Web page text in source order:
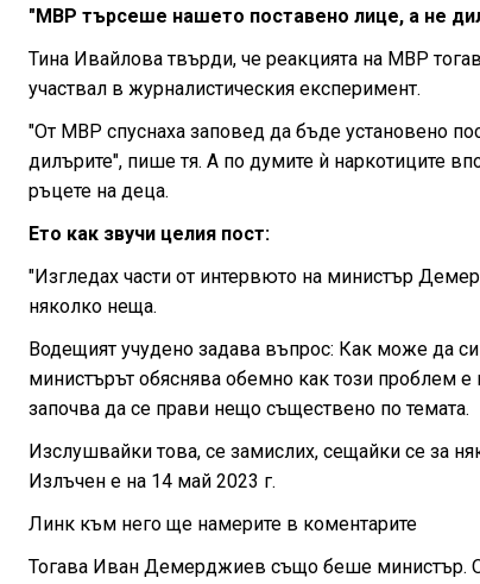
"МВР търсеше нашето поставено лице, а не
Тина Ивайлова твърди, че реакцията на МВР
участвал в журналистическия експеримент.
"От МВР спуснаха заповед да бъде установено
дилърите", пише тя. А по думите ѝ наркотиците
ръцете на деца.
Ето как звучи целия пост:
"Изгледах части от интервюто на министър
няколко неща.
Водещият учудено задава въпрос: Как може да
министърът обяснява обемно как този проблем е
започва да се прави нещо съществено по темата.
Изслушвайки това, се замислих, сещайки се за
Излъчен е на 14 май 2023 г.
Линк към него ще намерите в коментарите
Тогава Иван Демерджиев също беше министър.